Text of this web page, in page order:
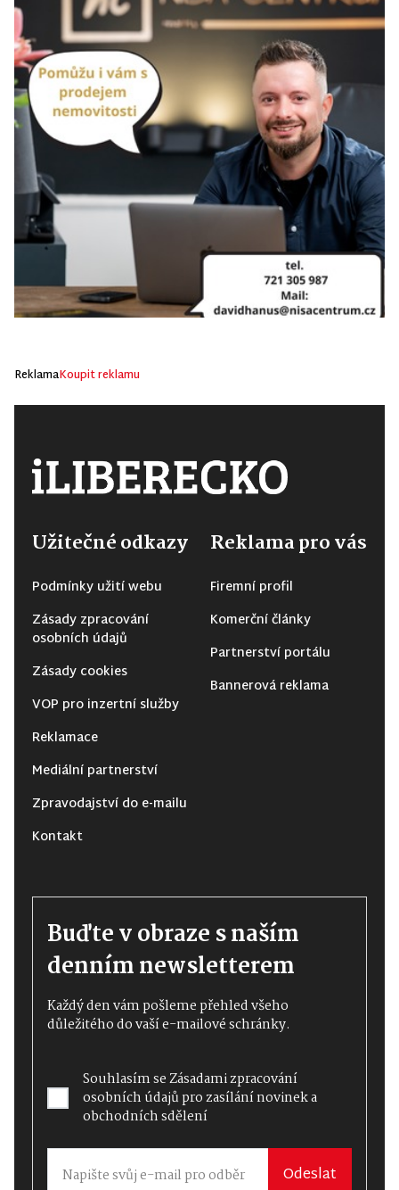
ReklamaKoupit reklamu
Užitečné odkazy
Podmínky užití webu
Zásady zpracování
osobních údajů
Zásady cookies
VOP pro inzertní služby
Reklamace
Mediální partnerství
Zpravodajství do e-mailu
Kontakt
Reklama pro vás
Firemní profil
Komerční články
Partnerství portálu
Bannerová reklama
Buďte v obraze s naším
denním newsletterem
Každý den vám pošleme přehled všeho
důležitého do vaší e-mailové schránky.
Souhlasím seZásadami zpracování
osobních údajůpro zasílání novinek a
obchodních sdělení
Odeslat